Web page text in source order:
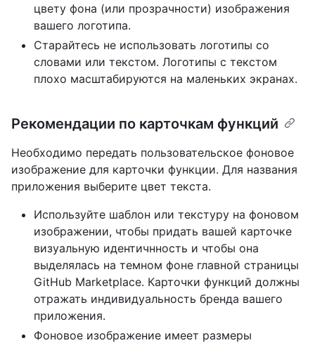
цвету фона (или прозрачности) изображения
вашего логотипа.
Старайтесь не использовать логотипы со
словами или текстом. Логотипы с текстом
плохо масштабируются на маленьких экранах.
Рекомендации по карточкам функций
Необходимо передать пользовательское фоновое
изображение для карточки функции. Для названия
приложения выберите цвет текста.
Используйте шаблон или текстуру на фоновом
изображении, чтобы придать вашей карточке
визуальную идентичнность и чтобы она
выделялась на темном фоне главной страницы
GitHub Marketplace. Карточки функций должны
отражать индивидуальность бренда вашего
приложения.
Фоновое изображение имеет размеры